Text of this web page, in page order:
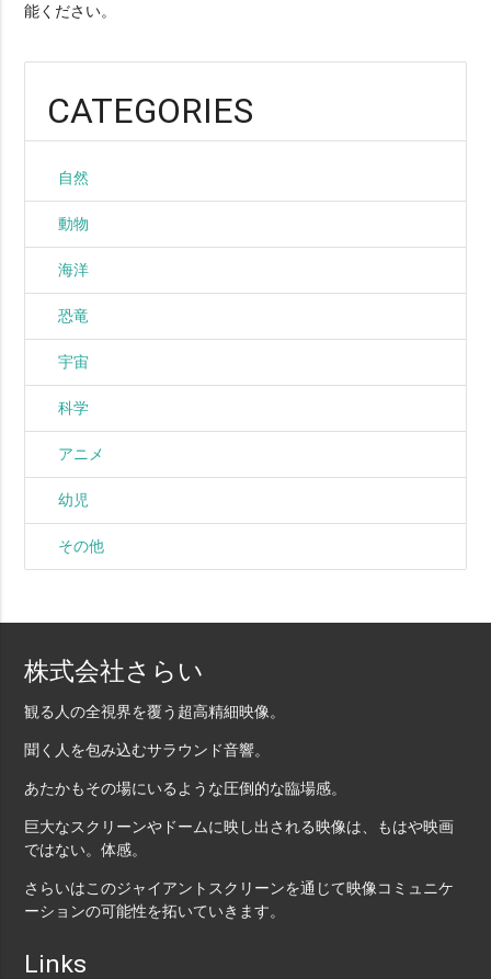
能ください。
CATEGORIES
自然
動物
海洋
恐竜
宇宙
科学
アニメ
幼児
その他
株式会社さらい
観る人の全視界を覆う超高精細映像。
聞く人を包み込むサラウンド音響。
あたかもその場にいるような圧倒的な臨場感。
巨大なスクリーンやドームに映し出される映像は、もはや映画
ではない。体感。
さらいはこのジャイアントスクリーンを通じて映像コミュニケ
ーションの可能性を拓いていきます。
Links